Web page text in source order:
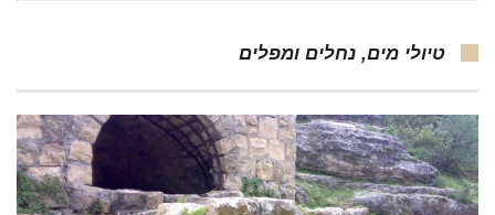
טיולי מים, נחלים ומפלים